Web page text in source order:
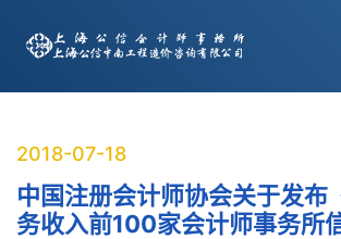
2018-07-18
中国注册会计师协会关于发布
务收入前100家会计师事务所